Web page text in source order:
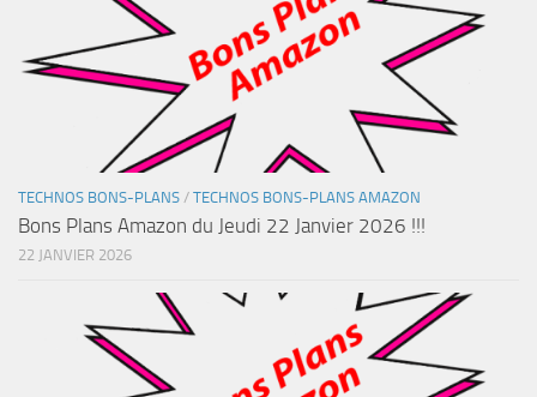
TECHNOS BONS-PLANS / TECHNOS BONS-PLANS AMAZON
Bons Plans Amazon du Jeudi 22 Janvier 2026 !!!
22 JANVIER 2026